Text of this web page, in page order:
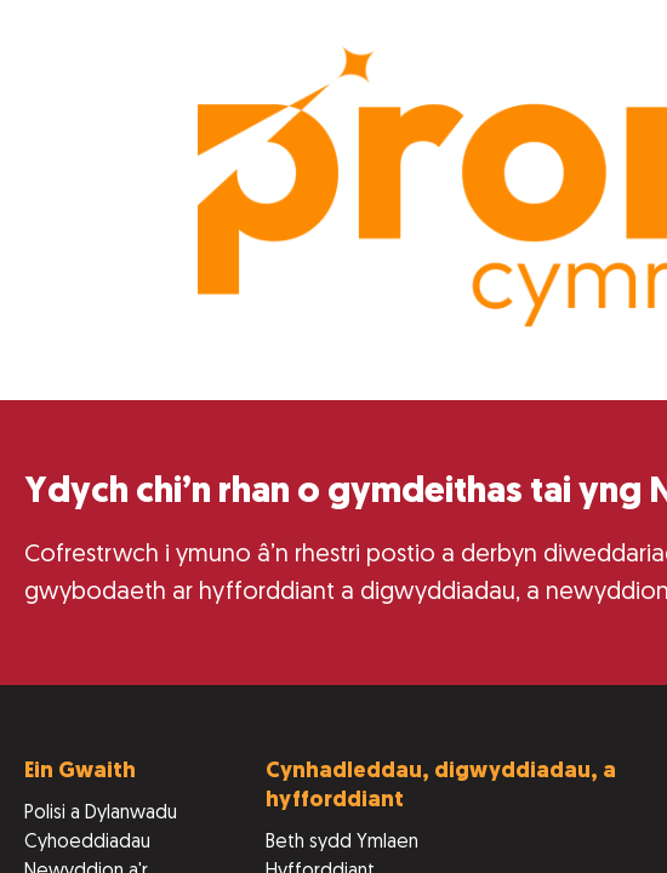
Ydych chi’n rhan o gymdeithas tai yng
Cofrestrwch i ymuno â’n rhestri postio a derbyn
gwybodaeth ar hyfforddiant a digwyddiadau, a
Ein Gwaith
Polisi a Dylanwadu
Cyhoeddiadau
Cynhadleddau, digwyddiadau, a
hyfforddiant
Beth sydd Ymlaen